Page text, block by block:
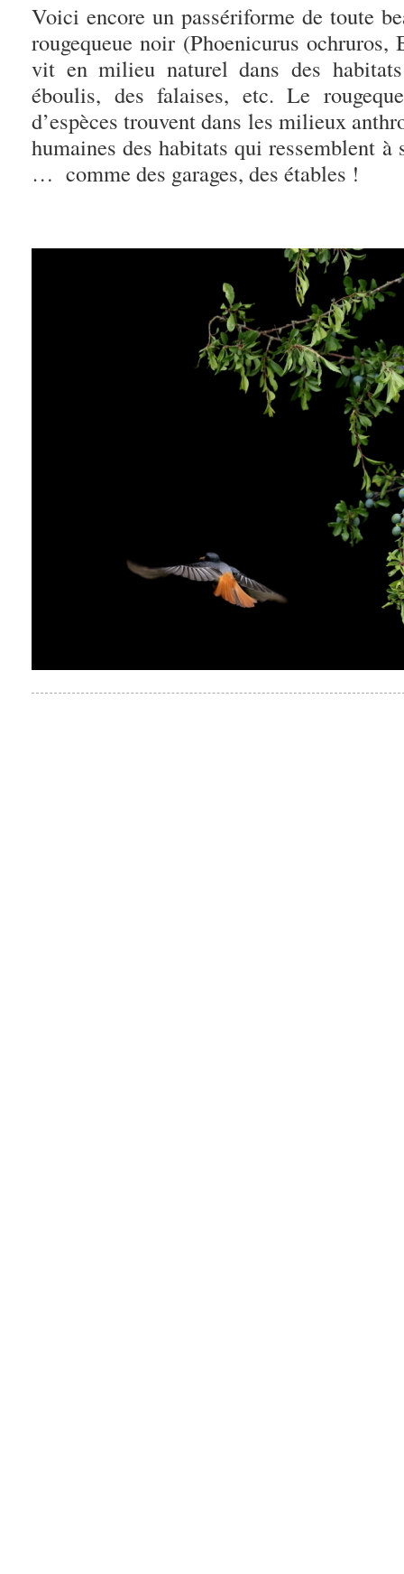
Voici encore un passériforme de toute
rougequeue noir (Phoenicurus ochruros,
vit en milieu naturel dans des
éboulis, des falaises, etc. Le
d’espèces trouvent dans les milieux
humaines des habitats qui ressemblent
… comme des garages, des étables !